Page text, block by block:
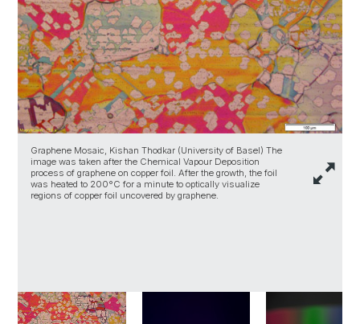
Graphene Mosaic, Kishan Thodkar (University of Basel) The
image was taken after the Chemical Vapour Deposition
process of graphene on copper foil. After the growth, the foil
was heated to 200°C for a minute to optically visualize
regions of copper foil uncovered by graphene.